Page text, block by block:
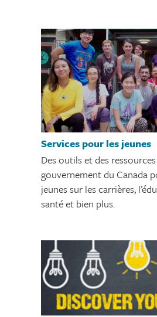
Services pour les jeunes
Des outils et des
gouvernement du Canada
jeunes sur les carrières,
santé et bien plus.